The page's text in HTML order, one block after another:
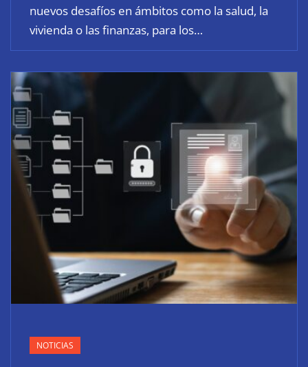
nuevos desafíos en ámbitos como la salud, la
vivienda o las finanzas, para los…
NOTICIAS